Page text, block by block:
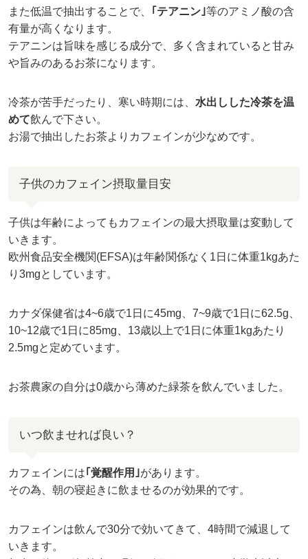
また低温で抽出することで、 ｢テアニン｣等のアミノ酸の含
有量が高くなります。
テアニンは旨味を感じる成分で、多く含まれていると甘み
や旨みのあるお茶になります。
冷茶が苦手だったり、寒い時期には、 水出しした冷茶を温
めて飲んで下さい。
お湯で抽出したお茶よりカフェインが少なめです。
子供のカフェイン摂取量目安
子供は年齢によってもカフェインの最大摂取量は変動して
いきます。
欧州食品安全機関(EFSA)は年齢関係なく1日に体重1kgあた
り3mgとしています。
カナダ保健省は4~6歳で1日に45mg、7~9歳で1日に62.5g、
10~12歳で1日に85mg、13歳以上で1日に体重1kgあたり
2.5mgと定めています。
お茶農家の自分は0歳から薄めた緑茶を飲んでいました。
いつ飲ませれば良い？
カフェインには｢覚醒作用｣があります。
その為、朝の寝起きに飲ませるのが効果的です。
カフェインは飲んで30分で効いてきて、4時間で減退して
いきます。